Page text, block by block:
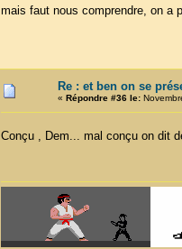
mais faut nous comprendre, on a
Re : et ben on se
« Répondre #36 le:
Conçu , Dem... mal conçu on